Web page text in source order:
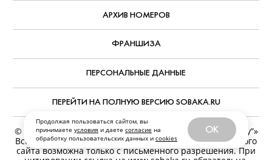
Продолжая пользоваться сайтом, вы
принимаете условия и даете согласие на
обработку пользовательских данных и cookies
OK
РЕДАКЦИЯ
РЕКЛАМА
О СОБАКА.RU